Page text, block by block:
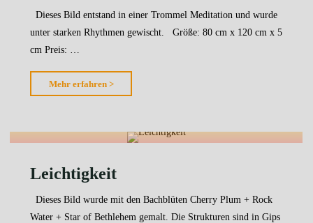
Dieses Bild entstand in einer Trommel Meditation und wurde
unter starken Rhythmen gewischt. Größe: 80 cm x 120 cm x 5
cm Preis: …
Mehr erfahren >
Leichtigkeit
Dieses Bild wurde mit den Bachblüten Cherry Plum + Rock
Water + Star of Bethlehem gemalt. Die Strukturen sind in Gips